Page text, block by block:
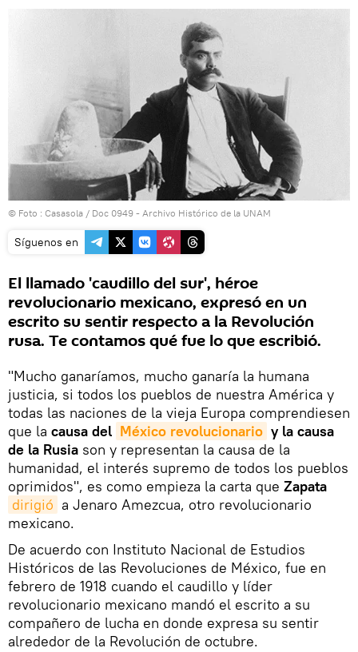
© Foto : Casasola / Doc 0949 - Archivo Histórico de la UNAM
Síguenos en
El llamado 'caudillo del sur', héroe
revolucionario mexicano, expresó en un
escrito su sentir respecto a la Revolución
rusa. Te contamos qué fue lo que escribió.
"Mucho ganaríamos, mucho ganaría la humana
justicia, si todos los pueblos de nuestra América y
todas las naciones de la vieja Europa comprendiesen
que la causa del México revolucionario y la causa
de la Rusia son y representan la causa de la
humanidad, el interés supremo de todos los pueblos
oprimidos", es como empieza la carta que Zapata
dirigió a Jenaro Amezcua, otro revolucionario
mexicano.
De acuerdo con Instituto Nacional de Estudios
Históricos de las Revoluciones de México, fue en
febrero de 1918 cuando el caudillo y líder
revolucionario mexicano mandó el escrito a su
compañero de lucha en donde expresa su sentir
alrededor de la Revolución de octubre.